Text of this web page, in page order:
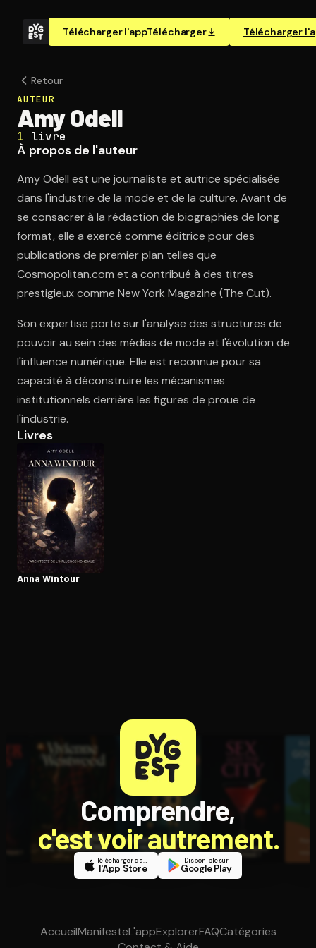
Télécharger l'appTélécharger Télécharger
Ouvre l'app Appareil photo, pointe sur le code. C'est gratuit à
Retour
AUTEUR
Amy Odell
1 livre
À propos de l'auteur
Amy Odell est une journaliste et autrice spécialisée
dans l'industrie de la mode et de la culture. Avant de
se consacrer à la rédaction de biographies de long
format, elle a exercé comme éditrice pour des
publications de premier plan telles que
Cosmopolitan.com et a contribué à des titres
prestigieux comme New York Magazine (The Cut).
Son expertise porte sur l'analyse des structures de
pouvoir au sein des médias de mode et l'évolution de
l'influence numérique. Elle est reconnue pour sa
capacité à déconstruire les mécanismes
institutionnels derrière les figures de proue de
l'industrie.
Livres
Anna Wintour
Comprendre,
c'est voir autrement.
Télécharger dans
l'App Store
Disponible sur
Google Play
AccueilManifesteL'appExplorerFAQCatégories